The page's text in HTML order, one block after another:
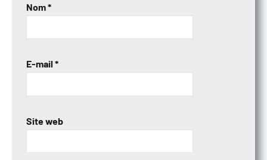
Nom*
E-mail *
Site web